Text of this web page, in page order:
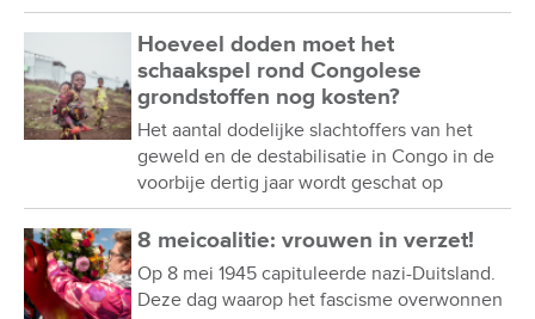
Hoeveel doden moet het
schaakspel rond Congolese
grondstoffen nog kosten?
Het aantal dodelijke slachtoffers van het
geweld en de destabilisatie in Congo in de
voorbije dertig jaar wordt geschat op
8 meicoalitie: vrouwen in verzet!
Op 8 mei 1945 capituleerde nazi-Duitsland.
Deze dag waarop het fascisme overwonnen